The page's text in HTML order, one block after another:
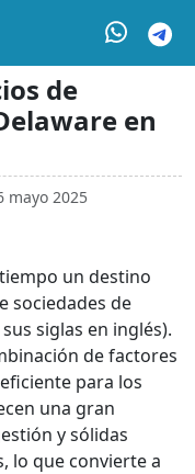
de
en
mayo 2025
un destino
sociedades de
siglas en inglés).
de factores
para los
una gran
y sólidas
lo que convierte a